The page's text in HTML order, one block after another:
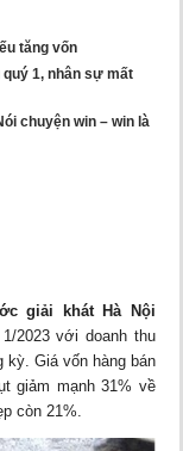
tăng vốn
1, nhân sự mất
chuyện win – win là
giải khát Hà Nội
2023 với doanh thu
kỳ. Giá vốn hàng bán
giảm mạnh 31% về
còn 21%.